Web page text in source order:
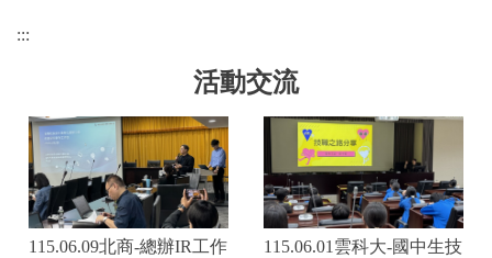
:::
活動交流
115.06.09北商-總辦IR工作
115.06.01雲科大-國中生技